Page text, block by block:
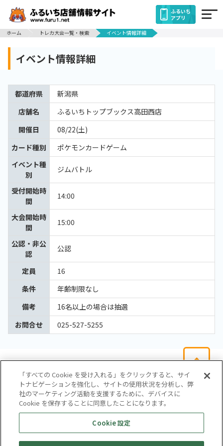
ふるいち
アプリ
ホーム
トレカ大会一覧・検索 イベント情報詳細
イベント情報詳細
都道府県
新潟県
店舗名
ふるいちトップブックス高田西店
開催日
08/22(土)
カード種別
ポケモンカードゲーム
イベント種
別
ジムバトル
受付開始時
間
14:00
大会開始時
間
15:00
公認・非公
認
公認
定員
16
条件
年齢制限なし
備考
16名以上の場合は抽選
お問合せ
025-527-5255
会社概要
サイトマップ
お問い合わせ
個人情報保護方針
株式会社テイツー
「すべての Cookie を受け入れる」をクリックすると、サイ
トナビゲーションを強化し、サイトの使用状況を分析し、弊
社のマーケティング活動を支援するために、デバイスに
Cookie を保存することに同意したことになります。
Cookie 設定